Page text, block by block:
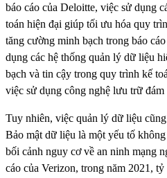
báo cáo của Deloitte, việc sử dụng
toán hiện đại giúp tối ưu hóa quy
tăng cường minh bạch trong báo
dụng các hệ thống quản lý dữ liệu
bạch và tin cậy trong quy trình kế
việc sử dụng công nghệ lưu trữ
Tuy nhiên, việc quản lý dữ liệu
Bảo mật dữ liệu là một yếu tố
bối cảnh nguy cơ về an ninh mạng
cáo của Verizon, trong năm 2021,